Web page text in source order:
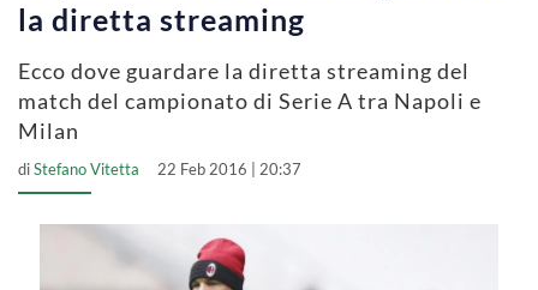
la diretta streaming
Ecco dove guardare la diretta streaming del
match del campionato di Serie A tra Napoli e
Milan
diStefano Vitetta 22 Feb 2016 | 20:37